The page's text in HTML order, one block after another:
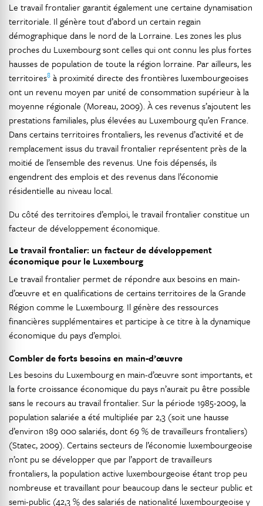
Le travail frontalier garantit également une certaine dynamisation
territoriale. Il génère tout d’abord un certain regain
démographique dans le nord de la Lorraine. Les zones les plus
proches du Luxembourg sont celles qui ont connu les plus fortes
hausses de population de toute la région lorraine. Par ailleurs, les
territoires8 à proximité directe des frontières luxembourgeoises
ont un revenu moyen par unité de consommation supérieur à la
moyenne régionale (Moreau, 2009). À ces revenus s’ajoutent les
prestations familiales, plus élevées au Luxembourg qu’en France.
Dans certains territoires frontaliers, les revenus d’activité et de
remplacement issus du travail frontalier représentent près de la
moitié de l’ensemble des revenus. Une fois dépensés, ils
engendrent des emplois et des revenus dans l’économie
résidentielle au niveau local.
Du côté des territoires d’emploi, le travail frontalier constitue un
facteur de développement économique.
Le travail frontalier: un facteur de développement
économique pour le Luxembourg
Le travail frontalier permet de répondre aux besoins en main-
d’œuvre et en qualifications de certains territoires de la Grande
Région comme le Luxembourg. Il génère des ressources
financières supplémentaires et participe à ce titre à la dynamique
économique du pays d’emploi.
Combler de forts besoins en main-d’œuvre
Les besoins du Luxembourg en main-d’œuvre sont importants, et
la forte croissance économique du pays n’aurait pu être possible
sans le recours au travail frontalier. Sur la période 1985-2009, la
population salariée a été multipliée par 2,3 (soit une hausse
d’environ 189 000 salariés, dont 69 % de travailleurs frontaliers)
(Statec, 2009). Certains secteurs de l’économie luxembourgeoise
n’ont pu se développer que par l’apport de travailleurs
frontaliers, la population active luxembourgeoise étant trop peu
nombreuse et travaillant pour beaucoup dans le secteur public et
semi-public (42,3 % des salariés de nationalité luxembourgeoise y